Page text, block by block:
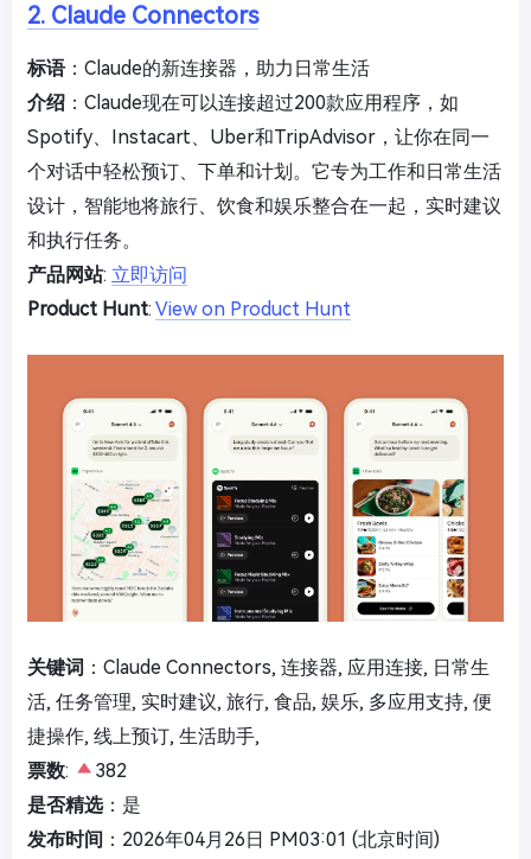
2. Claude Connectors
标语：Claude的新连接器，助力日常生活
介绍 ：Claude现在可以连接超过200款应用程序，如
Spotify、Instacart、Uber和TripAdvisor，让你在同一
个对话中轻松预订、下单和计划。它专为工作和日常生活
设计，智能地将旅行、饮食和娱乐整合在一起，实时建议
和执行任务。
产品网站: 立即访问
Product Hunt: View on Product Hunt
关键词 ：Claude Connectors, 连接器, 应用连接, 日常生
活, 任务管理, 实时建议, 旅行, 食品, 娱乐, 多应用支持, 便
捷操作, 线上预订, 生活助手,
票数:
382
是否精选：是
发布时间 ：2026年04月26日 PM03:01 (北京时间)